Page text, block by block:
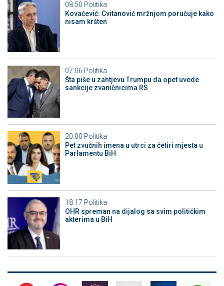
08:50 Politika
Kovačević: Cvitanović mržnjom poručuje kako
nisam kršten
07:06 Politika
Šta piše u zahtjevu Trumpu da opet uvede
sankcije zvaničnicima RS
20:00 Politika
Pet zvučnih imena u utrci za četiri mjesta u
Parlamentu BiH
18:17 Politika
OHR spreman na dijalog sa svim političkim
akterima u BiH